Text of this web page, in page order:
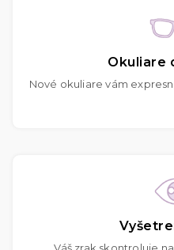
Okuliare
Nové okuliare vám
Váš zrak skontroluje